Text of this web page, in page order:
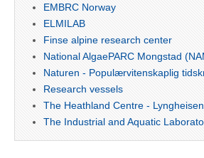
EMBRC Norway
ELMILAB
Finse alpine research center
National AlgaePARC Mongstad
Naturen - Populærvitenskaplig
Research vessels
The Heathland Centre -
The Industrial and Aquatic